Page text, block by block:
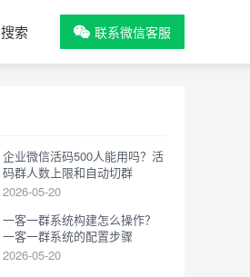
搜索 联系微信客服
企业微信活码500人能用吗？活
码群人数上限和自动切群
2026-05-20
一客一群系统构建怎么操作？
一客一群系统的配置步骤
2026-05-20